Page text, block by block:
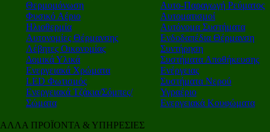
Θερμομόνωση
Φυσικό Αέριο
Ηλιοθερμία
Αυτονομίες Θέρμανσης
Λέβητες Οικονομίας
Δομικά Υλικά
Ενεργειακά Χρώματα
LED Φωτισμός
Ενεργειακά Τζάκια/Σόμπες/
Σώματα
Αυτο-Παραγωγή Ρεύματος
Αυτοματισμοί
Αυτόνομα Συστήματα
Ενδοδαπέδια Θέρμανση
Συντήρηση
Συστήματα Αποθήκευσης
Ενέργειας
Συστήματα Νερού
Υγραέριο
Ενεργειακά Κουφώματα
ΑΛΛΑ ΠΡΟΪΟΝΤΑ & ΥΠΗΡΕΣΙΕΣ